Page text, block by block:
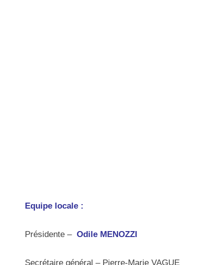
Equipe locale :
Présidente – Odile MENOZZI
Secrétaire général – Pierre-Marie VAGUE